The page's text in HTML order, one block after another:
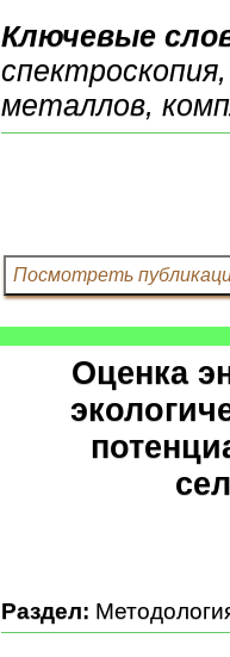
Ключевые
металлов,
Оценка
Раздел: